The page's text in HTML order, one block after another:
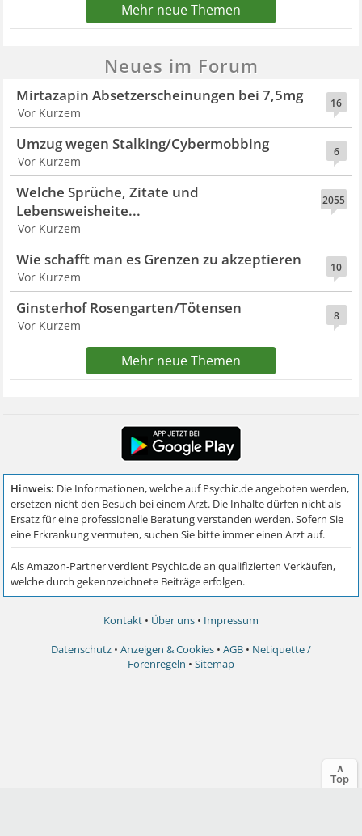
Mehr neue Themen
Neues im Forum
16
Mirtazapin Absetzerscheinungen bei 7,5mg
Vor Kurzem
6
Umzug wegen Stalking/Cybermobbing
Vor Kurzem
2055
Welche Sprüche, Zitate und
Lebensweisheite...
Vor Kurzem
10
Wie schafft man es Grenzen zu akzeptieren
Vor Kurzem
8
Ginsterhof Rosengarten/Tötensen
Vor Kurzem
Mehr neue Themen
Kontakt • Über uns • Impressum
Datenschutz • Anzeigen & Cookies • AGB • Netiquette /
Forenregeln • Sitemap
∧
Top